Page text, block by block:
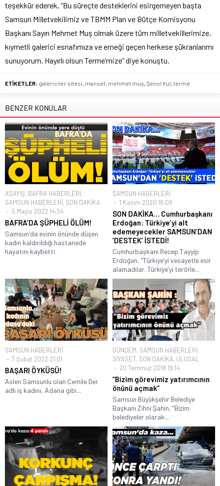
teşekkür ederek, “Bu süreçte desteklerini esirgemeyen başta
Samsun Milletvekilimiz ve TBMM Plan ve Bütçe Komisyonu
Başkanı Sayın Mehmet Muş olmak üzere tüm milletvekillerimize,
kıymetli galerici esnafımıza ve emeği geçen herkese şükranlarımı
sunuyorum. Hayırlı olsun Terme’mize” diye konuştu.
ETİKETLER: galericiler sitesi, manset, mehmet muş, Şenol Kul, terme
BENZER KONULAR
ASAYİŞ, BAFRA HABERLERİ,
SAMSUN HABERLERİ, SON DAKİKA
5 Mayıs 2022 14:34
BAFRA’DA ŞÜPHELİ ÖLÜM!
Samsun'da evinin önünde düşen
kadın kaldırıldığı hastanede
hayatını kaybetti
SAMSUN HABERLERİ
1 Kasım 2020 16:08
SON DAKİKA… Cumhurbaşkanı
Erdoğan: Türkiye’yi alt
edemeyecekler SAMSUN’DAN
‘DESTEK’ İSTEDİ!
Cumhurbaşkanı Recep Tayyip
Erdoğan, “Türkiye’yi vesayetle esir
alamadılar. Türkiye’yi terörle...
SAMSUN HABERLERİ
7 Şubat 2022 21:01
BAŞARI ÖYKÜSÜ!
Aslen Samsunlu olan Cemile Der
adlı iş kadını, Adana gibi...
GÜNDEM, SAMSUN HABERLERİ,
SİYASET, SON DAKİKA, ULUSAL
20 Temmuz 2018 19:14
“Bizim görevimiz yatırımcının
önünü açmak”
Samsun Büyükşehir Belediye
Başkanı Zihni Şahin, “Bizim
belediyeler olarak...